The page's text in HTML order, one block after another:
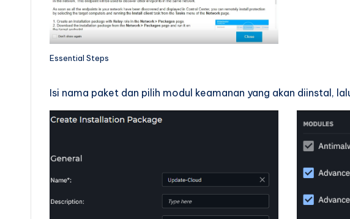
Essential Steps
Isi nama paket dan pilih modul keamanan yang akan diinstal,